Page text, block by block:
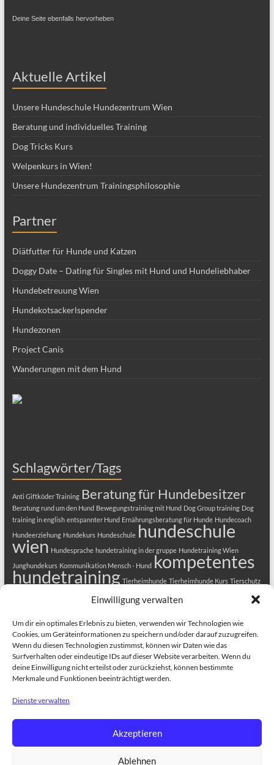
Einwilligung verwalten
Um dir ein optimales Erlebnis zu bieten, verwenden wir Technologien wie
Cookies, um Geräteinformationen zu speichern und/oder darauf zuzugreifen.
Wenn du diesen Technologien zustimmst, können wir Daten wie das
Surfverhalten oder eindeutige IDs auf dieser Website verarbeiten. Wenn du
deine Einwilligung nicht erteilst oder zurückziehst, können bestimmte
Merkmale und Funktionen beeinträchtigt werden.
Dienste verwalten
Akzeptieren
Ablehnen
Deine Seite ebenfalls hervorheben
Aktuelle Artikel
Unsere Hundeschule Hundezentrum Wien
Beratung und individuelles Training
Dog Tricks Kurs
Welpenkurs in Wien!
Unsere Hundezentrum Trainingsphilosophie
Partner
Diätfutter für Hunde und Katzen
Doggy Date – Dating für Singles mit Hund und Hundeliebhaber
Hundebetreuung Wien
Hundekotsackerlspender
Hundezonen
Project Canis
Wanderungen mit dem Hund
Schlagwörter/Tags
Anti Giftköder Training Beratung für Hundebesitzer
Beratung rund um den Hund Bewegungstraining mit Hund Dog Group training Dog
training in english entspannter Hund Ernährungsberatung für Hunde Hundecoach
Hundeerziehung Hundekurs Hundeschule hundeschule
wien Hundesprache hundetraining in der gruppe Hundetraining Wien
Junghundekurs Kommunikation Mensch - Hund kompetentes
hundetraining Tierheimhunde Tierheimhunde Kurs Tierschutz
Welpenkurs in Wien
Welpenschule Welpentraining
Copyright © 2026
HUNDEKURSE Welpenkurs in Wien
Erziehungskurse für Hunde Alltagsfit 2+3
Train the brain Hundefitness – Bewegungstraining